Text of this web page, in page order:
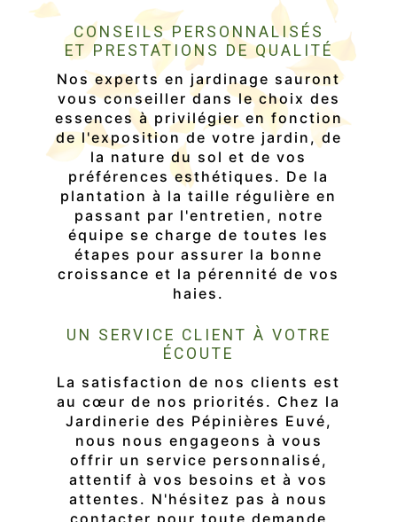
CONSEILS PERSONNALISÉS
ET PRESTATIONS DE QUALITÉ
Nos experts en jardinage sauront
vous conseiller dans le choix des
essences à privilégier en fonction
de l'exposition de votre jardin, de
la nature du sol et de vos
préférences esthétiques. De la
plantation à la taille régulière en
passant par l'entretien, notre
équipe se charge de toutes les
étapes pour assurer la bonne
croissance et la pérennité de vos
haies.
UN SERVICE CLIENT À VOTRE
ÉCOUTE
La satisfaction de nos clients est
au cœur de nos priorités. Chez la
Jardinerie des Pépinières Euvé,
nous nous engageons à vous
offrir un service personnalisé,
attentif à vos besoins et à vos
attentes. N'hésitez pas à nous
contacter pour toute demande